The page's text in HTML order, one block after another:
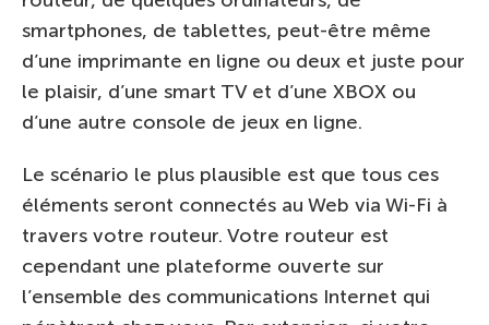
smartphones, de tablettes, peut-être même
d’une imprimante en ligne ou deux et juste pour
le plaisir, d’une smart TV et d’une XBOX ou
d’une autre console de jeux en ligne.
Le scénario le plus plausible est que tous ces
éléments seront connectés au Web via Wi-Fi à
travers votre routeur. Votre routeur est
cependant une plateforme ouverte sur
l’ensemble des communications Internet qui